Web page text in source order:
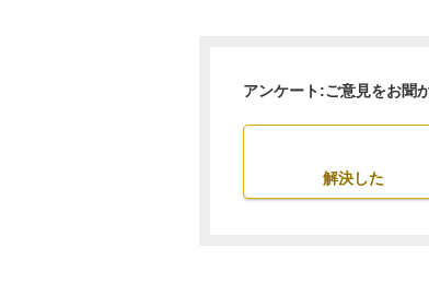
アンケート:ご意見をお聞
解決した